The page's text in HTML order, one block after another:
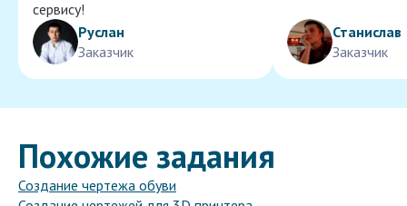
сервису!
Руслан
Заказчик
Станислав
Заказчик
Похожие задания
Создание чертежа обуви